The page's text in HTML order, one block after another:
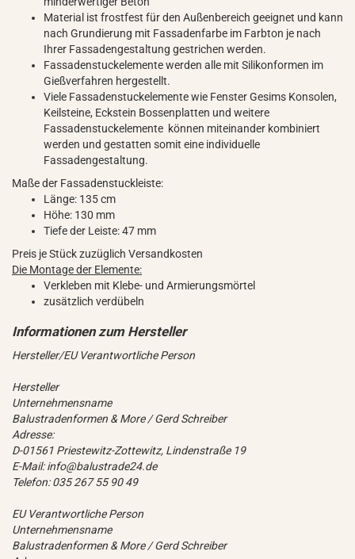
Material ist frostfest für den Außenbereich geeignet und kann
nach Grundierung mit Fassadenfarbe im Farbton je nach
Ihrer Fassadengestaltung gestrichen werden.
Fassadenstuckelemente werden alle mit Silikonformen im
Gießverfahren hergestellt.
Viele Fassadenstuckelemente wie Fenster Gesims Konsolen,
Keilsteine, Eckstein Bossenplatten und weitere
Fassadenstuckelemente können miteinander kombiniert
werden und gestatten somit eine individuelle
Fassadengestaltung.
Maße der Fassadenstuckleiste:
Länge: 135 cm
Höhe: 130 mm
Tiefe der Leiste: 47 mm
Preis je Stück zuzüglich Versandkosten
Die Montage der Elemente:
Verkleben mit Klebe- und Armierungsmörtel
zusätzlich verdübeln
Hersteller/EU Verantwortliche Person
Hersteller
Unternehmensname
Balustradenformen & More / Gerd Schreiber
Adresse:
D-01561 Priestewitz-Zottewitz, Lindenstraße 19
E-Mail: info@balustrade24.de
Telefon: 035 267 55 90 49
EU Verantwortliche Person
Unternehmensname
Balustradenformen & More / Gerd Schreiber